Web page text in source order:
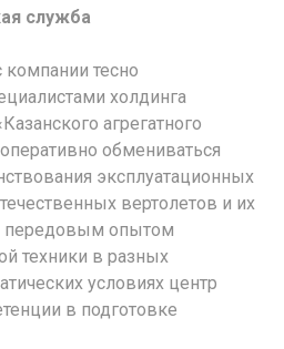
служба
тесно
холдинга
агрегатного
обмениваться
эксплуатационных
вертолетов и их
передовым опытом
техники в разных
условиях центр
в подготовке